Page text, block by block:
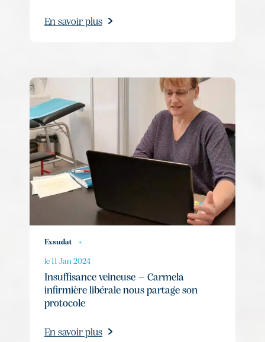
En savoir plus
Exsudat +
le 11 Jan 2024
Insuffisance veineuse – Carmela
infirmière libérale nous partage son
protocole
En savoir plus